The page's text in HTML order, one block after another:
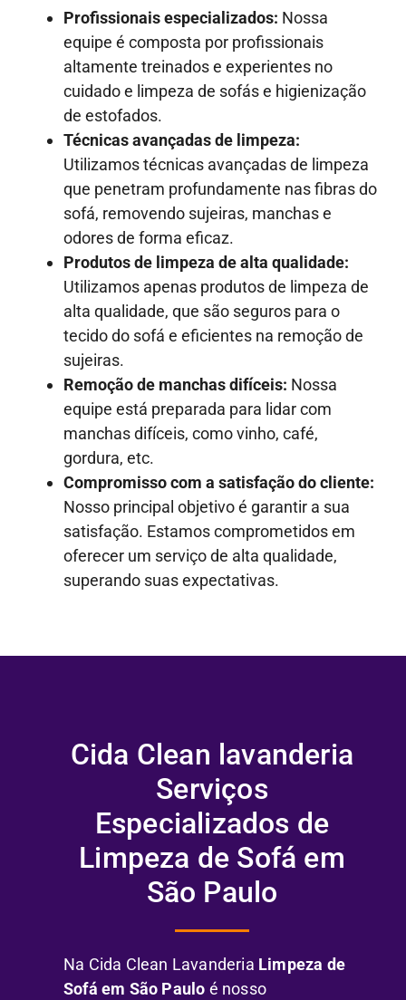
Profissionais especializados: Nossa
equipe é composta por profissionais
altamente treinados e experientes no
cuidado e limpeza de sofás e higienização
de estofados.
Técnicas avançadas de limpeza:
Utilizamos técnicas avançadas de limpeza
que penetram profundamente nas fibras do
sofá, removendo sujeiras, manchas e
odores de forma eficaz.
Produtos de limpeza de alta qualidade:
Utilizamos apenas produtos de limpeza de
alta qualidade, que são seguros para o
tecido do sofá e eficientes na remoção de
sujeiras.
Remoção de manchas difíceis: Nossa
equipe está preparada para lidar com
manchas difíceis, como vinho, café,
gordura, etc.
Compromisso com a satisfação do cliente:
Nosso principal objetivo é garantir a sua
satisfação. Estamos comprometidos em
oferecer um serviço de alta qualidade,
superando suas expectativas.
Cida Clean lavanderia
Serviços
Especializados de
Limpeza de Sofá em
São Paulo
Na Cida Clean Lavanderia Limpeza de
Sofá em São Paulo é nosso